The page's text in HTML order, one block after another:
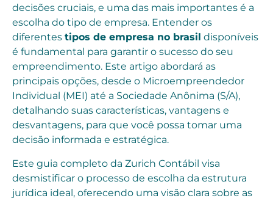
decisões cruciais, e uma das mais importantes é a
escolha do tipo de empresa. Entender os
diferentes tipos de empresa no brasil disponíveis
é fundamental para garantir o sucesso do seu
empreendimento. Este artigo abordará as
principais opções, desde o Microempreendedor
Individual (MEI) até a Sociedade Anônima (S/A),
detalhando suas características, vantagens e
desvantagens, para que você possa tomar uma
decisão informada e estratégica.
Este guia completo da Zurich Contábil visa
desmistificar o processo de escolha da estrutura
jurídica ideal, oferecendo uma visão clara sobre as